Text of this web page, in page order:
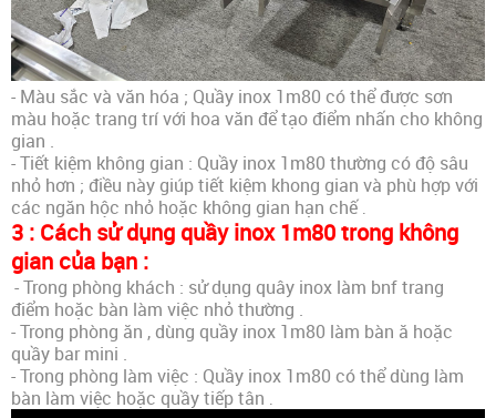
- Màu sắc và văn hóa ; Quầy inox 1m80 có thể được sơn
màu hoặc trang trí với hoa văn để tạo điểm nhấn cho không
gian .
- Tiết kiệm không gian : Quầy inox 1m80 thường có độ sâu
nhỏ hơn ; điều này giúp tiết kiệm khong gian và phù hợp với
các ngăn hộc nhỏ hoặc không gian hạn chế .
3 : Cách sử dụng quầy inox 1m80 trong không
gian của bạn :
- Trong phòng khách : sử dụng quây inox làm bnf trang
điểm hoặc bàn làm việc nhỏ thường .
- Trong phòng ăn , dùng quầy inox 1m80 làm bàn ă hoặc
quầy bar mini .
- Trong phòng làm việc : Quầy inox 1m80 có thể dùng làm
bàn làm việc hoặc quầy tiếp tân .